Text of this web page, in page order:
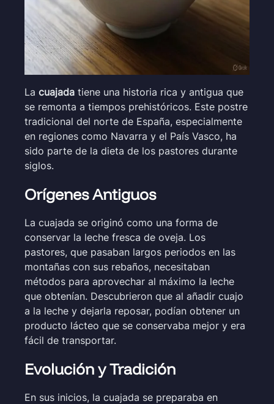
La cuajada tiene una historia rica y antigua que
se remonta a tiempos prehistóricos. Este postre
tradicional del norte de España, especialmente
en regiones como Navarra y el País Vasco, ha
sido parte de la dieta de los pastores durante
siglos.
Orígenes Antiguos
La cuajada se originó como una forma de
conservar la leche fresca de oveja. Los
pastores, que pasaban largos periodos en las
montañas con sus rebaños, necesitaban
métodos para aprovechar al máximo la leche
que obtenían. Descubrieron que al añadir cuajo
a la leche y dejarla reposar, podían obtener un
producto lácteo que se conservaba mejor y era
fácil de transportar.
Evolución y Tradición
En sus inicios, la cuajada se preparaba en